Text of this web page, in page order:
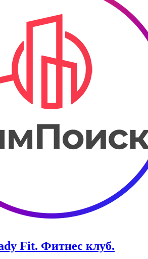
Fit. Фитнес клуб.